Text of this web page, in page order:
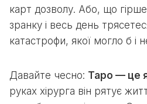
карт дозволу. Або, що
зранку і весь день
катастрофи, якої могло б і
Давайте чесно: Таро — це
руках хірурга він рятує